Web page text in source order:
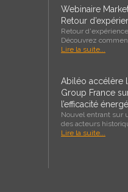
Webinaire
Retour
Retour
Découvrez comment
Lire la suite...
Abiléo accélère
Group France
l’efficacité
Nouvel entrant sur
des acteurs
Lire la suite...